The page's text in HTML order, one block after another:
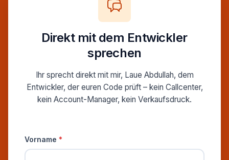
Direkt mit dem Entwickler
sprechen
Ihr sprecht direkt mit mir, Laue Abdullah, dem
Entwickler, der euren Code prüft – kein Callcenter,
kein Account-Manager, kein Verkaufsdruck.
Vorname *